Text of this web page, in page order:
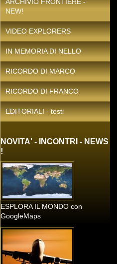
NEW!
VIDEO EXPLORERS
IN MEMORIA DI NELLO
RICORDO DI MARCO
RICORDO DI FRANCO
EDITORIALI - testi
NOVITA' - INCONTRI - NEWS
!
ESPLORA IL MONDO con
GoogleMaps